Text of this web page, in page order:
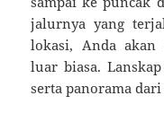
jalurnya yang
lokasi, Anda akan
luar biasa.
serta panorama